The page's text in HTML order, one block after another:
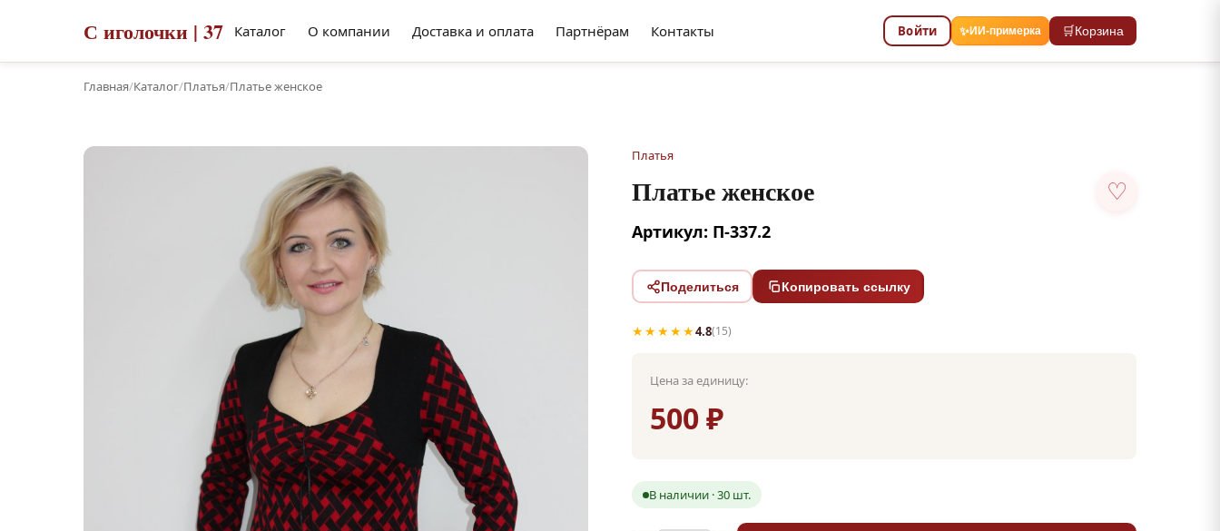
С иголочки | 37 Каталог О компании Доставка и оплата Партнёрам Контакты Войти ✨ИИ-примерка 🛒Корзина
Главная/Каталог/Платья/Платье женское
Платья
Платье женское ♡
Артикул: П-337.2
Поделиться Копировать ссылку
★★★★★4.8(15)
Цена за единицу:
500 ₽
В наличии · 30 шт.